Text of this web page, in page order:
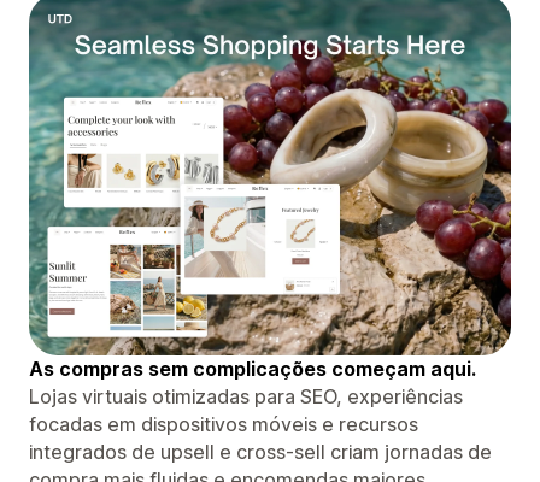
As compras sem complicações começam aqui.
Lojas virtuais otimizadas para SEO, experiências
focadas em dispositivos móveis e recursos
integrados de upsell e cross-sell criam jornadas de